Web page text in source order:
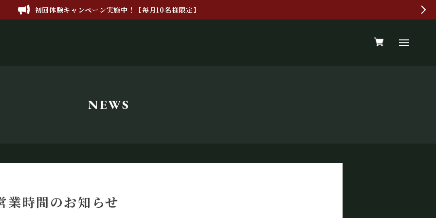
初回体験キャンペーン実施中！【毎月10名様限定】
NEWS
業時間のお知らせ